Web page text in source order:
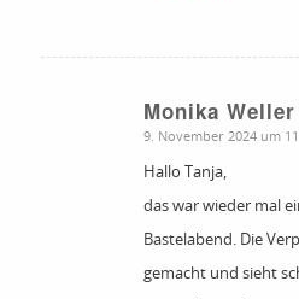
Monika Weller
sagte:
9. November 2024 um
Hallo Tanja,
das war wieder mal
Bastelabend. Die
gemacht und sieht